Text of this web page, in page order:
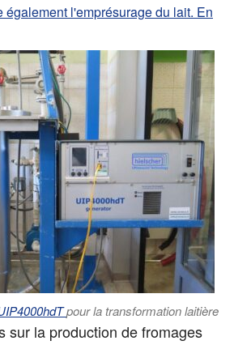
également l'emprésurage du lait. En
pour la transformation laitière
sur la production de fromages